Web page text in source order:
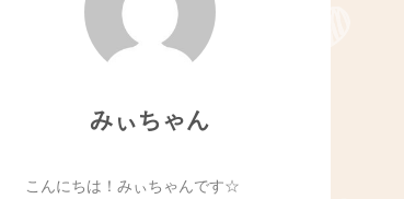
みぃちゃん
こんにちは！みぃちゃんです☆